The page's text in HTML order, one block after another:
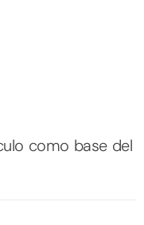
como base del